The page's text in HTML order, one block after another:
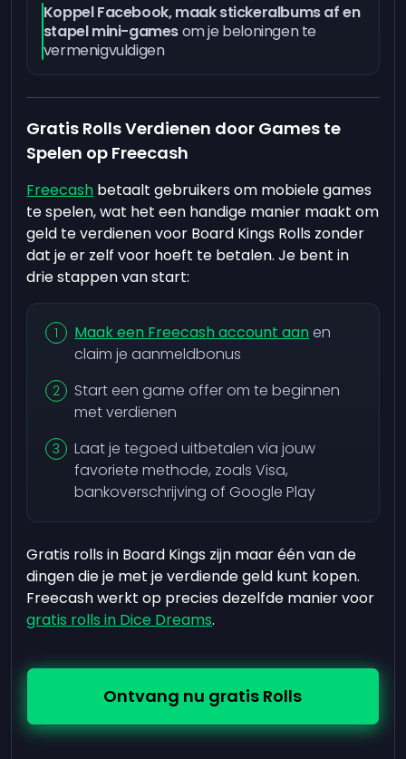
Koppel Facebook, maak stickeralbums af en
stapel mini-gamesom je beloningen te
vermenigvuldigen
Gratis Rolls Verdienen door Games te
Spelen op Freecash
Freecash betaalt gebruikers om mobiele games
te spelen, wat het een handige manier maakt om
geld te verdienen voor Board Kings Rolls zonder
dat je er zelf voor hoeft te betalen. Je bent in
drie stappen van start:
Maak een Freecash account aan en
claim je aanmeldbonus
Start een game offer om te beginnen
met verdienen
Laat je tegoed uitbetalen via jouw
favoriete methode, zoals Visa,
bankoverschrijving of Google Play
Gratis rolls in Board Kings zijn maar één van de
dingen die je met je verdiende geld kunt kopen.
Freecash werkt op precies dezelfde manier voor
gratis rolls in Dice Dreams.
Ontvang nu gratis Rolls